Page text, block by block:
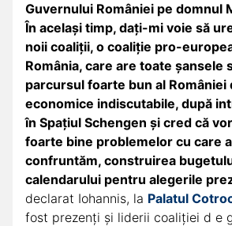
Guvernului României pe domnul
În acelaşi timp, daţi-mi voie să
noii coaliţii, o coaliţie pro-
România, care are toate şansele
parcursul foarte bun al României
economice indiscutabile, după
în Spaţiul Schengen şi cred că
foarte bine problemelor cu care
confruntăm, construirea
calendarului pentru alegerile
declarat Iohannis, la Palatul
fost prezenţi şi liderii coaliţiei d e